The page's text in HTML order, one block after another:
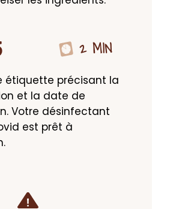
2 MIN
étiquette précisant la
et la date de
Votre désinfectant
est prêt à